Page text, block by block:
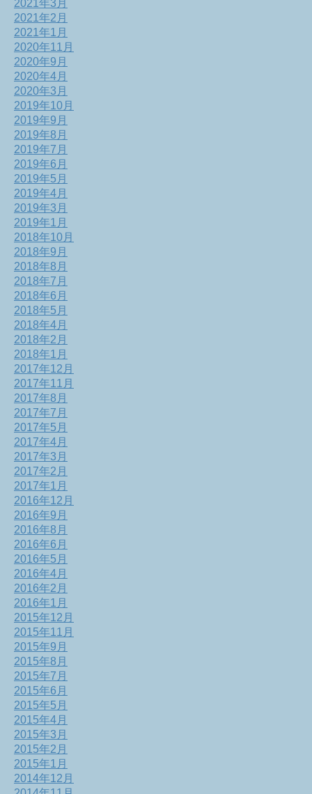
2021年3月
2021年2月
2021年1月
2020年11月
2020年9月
2020年4月
2020年3月
2019年10月
2019年9月
2019年8月
2019年7月
2019年6月
2019年5月
2019年4月
2019年3月
2019年1月
2018年10月
2018年9月
2018年8月
2018年7月
2018年6月
2018年5月
2018年4月
2018年2月
2018年1月
2017年12月
2017年11月
2017年8月
2017年7月
2017年5月
2017年4月
2017年3月
2017年2月
2017年1月
2016年12月
2016年9月
2016年8月
2016年6月
2016年5月
2016年4月
2016年2月
2016年1月
2015年12月
2015年11月
2015年9月
2015年8月
2015年7月
2015年6月
2015年5月
2015年4月
2015年3月
2015年2月
2015年1月
2014年12月